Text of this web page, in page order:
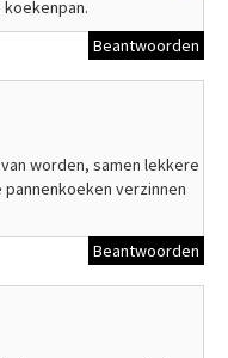
Beantwoorden
worden, samen lekkere
verzinnen
Beantwoorden